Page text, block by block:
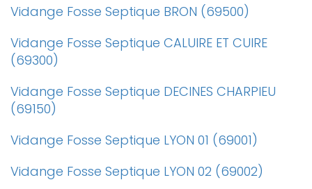
Vidange Fosse Septique BRON (69500)
Vidange Fosse Septique CALUIRE ET CUIRE
(69300)
Vidange Fosse Septique DECINES CHARPIEU
(69150)
Vidange Fosse Septique LYON 01 (69001)
Vidange Fosse Septique LYON 02 (69002)